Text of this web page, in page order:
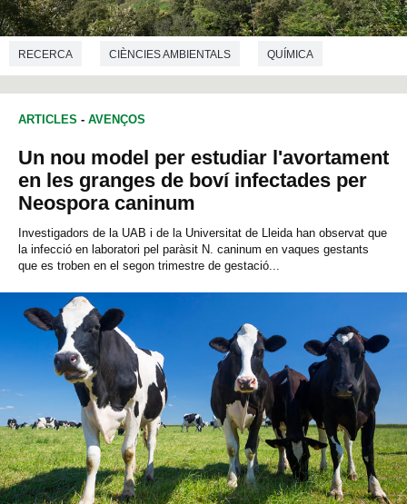
RECERCA CIÈNCIES AMBIENTALS QUÍMICA
ARTICLES - AVENÇOS
Un nou model per estudiar l'avortament
en les granges de boví infectades per
Neospora caninum
Investigadors de la UAB i de la Universitat de Lleida han observat que
la infecció en laboratori pel paràsit N. caninum en vaques gestants
que es troben en el segon trimestre de gestació...